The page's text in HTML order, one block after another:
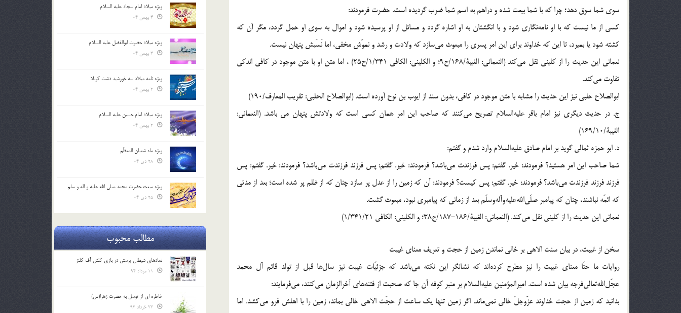
سوی شما سوق دهد؛ چرا که با شما بیعت شده و دراهم به اسم شما ضرب گردیده است. حضرت فرمودند:
کسی از ما نیست که با او نامه‌نگاری شود و با انگشتان به او اشاره گردد و مسائل از او پرسیده شود و اموال به سوی او حمل گردد، مگر آن که
کشته شود یا بمیرد، تا این که خداوند برای این امر پسری را مبعوث می‌سازد که ولادت و رشد و نموّش مخفی، اما نَسَبش پنهان نیست.
نعمانی این حدیث را از کلینی نقل می‌کند (النعمانی: الغیبۀ/168/ح9؛ و الکلینی: الکافی 1/341/ح25) ، اما متن او با متن موجود در کافی اندکی
تفاوت می‌کند.
ابوالصلاح حلبی نیز این حدیث را مشابه با متن موجود در کافی، بدون سند از ایوب بن نوح آورده است. (ابوالصلاح الحلبی: تقریب المعارف/190)
ج. در حدیث دیگری نیز امام باقر علیه‌السلام تصریح می‌کنند که صاحب این امر همان کسی است که ولادتش پنهان می باشد. (النعمانی:
الغیبۀ/169/10)
د. ابو حمزه ثمالی گوید بر امام صادق علیه‌السلام وارد شدم و گفتم:
شما صاحب این امر هستید؟ فرمودند: خیر. گفتم: پس فرزندت می‌باشد؟ فرمودند: خیر. گفتم: پس فرزند فرزندت می‌باشد؟ فرمودند: خیر. گفتم: پس
فرزند فرزند فرزندت می‌باشد؟ فرمودند: خیر. گفتم: پس کیست؟ فرمودند: آن که زمین را از عدل پر سازد چنان که از ظلم پر شده است؛ بعد از مدتی
که ائمّه نباشند، چنان که پیامبر صلّی‌الله‌علیه‌وآله‌وسلّم بعد از زمانی که پیامبری نبود، مبعوث گشت.
نعمانی این حدیث را از کلینی نقل می‌کند. (النعمانی: الغیبۀ/186-187/ح38؛ و الکلینی: الکافی 1/341/21)
سخن از غیبت، در بیان سنت الاهی بر خالی نماندن زمین از حجت و تعریف معنای غیبت
روایات ما حتّا معنای غیبت را نیز مطرح کرده‌اند که نشانگر این نکته می‌باشد که جزئیّات غیبت نیز سال‌ها قبل از تولد قائم آل محمد
عجّل‌الله‌تعالی‌فرجه بیان شده است. امیرالمؤمنین علیه‌السلام بر منبر کوفه آن جا که صحبت از فتنه‌های آخرالزمان می‌کنند، می‌فرمایند:
بدانید که زمین از حجت خداوند عزّوجلّ خالی نمی‌ماند. اگر زمین تنها یک ساعت از حجّت الاهی خالی بماند، زمین را با اهلش فرو می‌کشد. اما
ویژه میلاد امام سجاد علیه السلام
ویژه میلاد حضرت ابوالفضل علیه السلام
ویژه نامه میلاد سه خورشید دشت کربلا
ویژه میلاد امام حسین علیه السلام
ویژه ماه شعبان المعظّم
ویژه مبعث حضرت محمد صلی الله علیه و اله و سلم
مطالب محبوب
نمادهای شیطان پرستی در بازی کلش آف کلنز
خاطره ای از توسل به حضرت زهرا(س)